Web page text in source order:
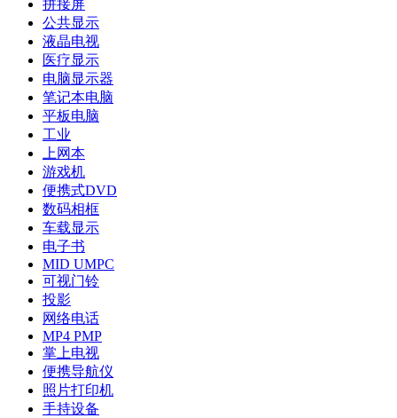
拼接屏
公共显示
液晶电视
医疗显示
电脑显示器
笔记本电脑
平板电脑
工业
上网本
游戏机
便携式DVD
数码相框
车载显示
电子书
MID UMPC
可视门铃
投影
网络电话
MP4 PMP
掌上电视
便携导航仪
照片打印机
手持设备